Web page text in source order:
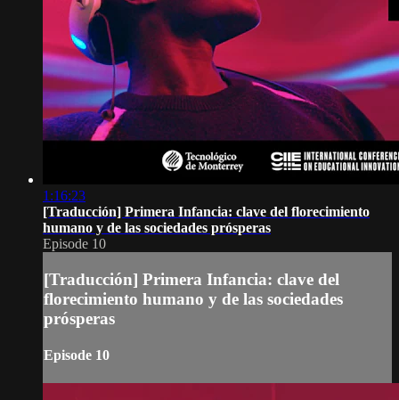
1:16:23
[Traducción] Primera Infancia: clave del florecimiento
humano y de las sociedades prósperas
Episode 10
[Traducción] Primera Infancia: clave del
florecimiento humano y de las sociedades
prósperas
Episode 10